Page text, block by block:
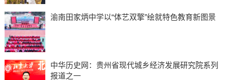
渝南田家炳中学以“体艺双擎”绘就特色教育新图景
中华历史网：贵州省现代城乡经济发展研究院系列
报道之一